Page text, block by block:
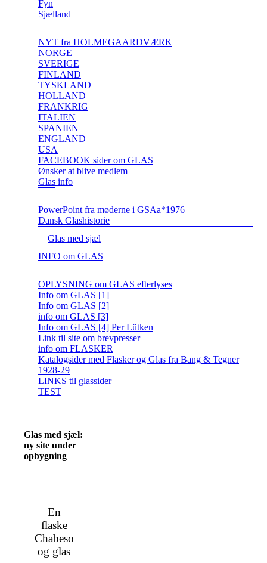
Fyn
Sjælland
NYT fra HOLMEGAARDVÆRK
NORGE
SVERIGE
FINLAND
TYSKLAND
HOLLAND
FRANKRIG
ITALIEN
SPANIEN
ENGLAND
USA
FACEBOOK sider om GLAS
Ønsker at blive medlem
Glas info
PowerPoint fra møderne i GSAa*1976
Dansk Glashistorie
Glas med sjæl
INFO om GLAS
OPLYSNING om GLAS efterlyses
Info om GLAS [1]
Info om GLAS [2]
info om GLAS [3]
Info om GLAS [4] Per Lütken
Link til site om brevpresser
info om FLASKER
Katalogsider med Flasker og Glas fra Bang & Tegner
1928-29
LINKS til glassider
TEST
Glas med sjæl:
ny site under
opbygning
En
flaske
Chabeso
og glas